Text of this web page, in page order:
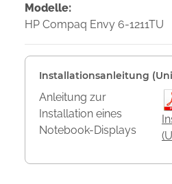
Modelle:
HP Compaq Envy 6-1211TU
Installationsanleitung
Anleitung zur
Installation eines
Notebook-Displays